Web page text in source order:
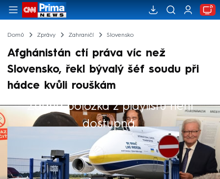
Domů Zprávy Zahraničí Slovensko
Afghánistán ctí práva víc než
Slovensko, řekl bývalý šéf soudu při
hádce kvůli rouškám
Žádná položka z playlistu není
dostupná.
Výběr redakce